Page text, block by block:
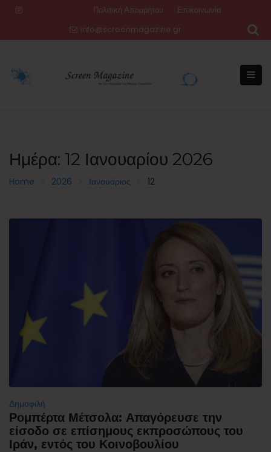
Πολιτική Απορρήτου
Επικοινωνία
info@screenmagazine.gr
Ημέρα: 12 Ιανουαρίου 2026
Home 2026 Ιανουάριος 12
Δημοφιλή
Ρομπέρτα Μέτσολα: Απαγόρευσε την
είσοδο σε επίσημους εκπροσώπους του
Ιράν, εντός του Κοινοβουλίου